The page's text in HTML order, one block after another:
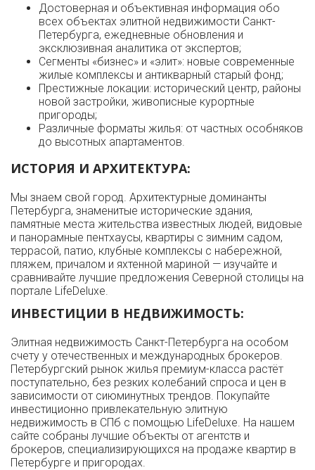
Достоверная и объективная информация обо
всех объектах элитной недвижимости Санкт-
Петербурга, ежедневные обновления и
эксклюзивная аналитика от экспертов;
Сегменты «бизнес» и «элит»: новые современные
жилые комплексы и антикварный старый фонд;
Престижные локации: исторический центр, районы
новой застройки, живописные курортные
пригороды;
Различные форматы жилья: от частных особняков
до высотных апартаментов.
ИСТОРИЯ И АРХИТЕКТУРА:
Мы знаем свой город. Архитектурные доминанты
Петербурга, знаменитые исторические здания,
памятные места жительства известных людей, видовые
и панорамные пентхаусы, квартиры с зимним садом,
террасой, патио, клубные комплексы с набережной,
пляжем, причалом и яхтенной мариной — изучайте и
сравнивайте лучшие предложения Северной столицы на
портале LifeDeluxe.
ИНВЕСТИЦИИ В НЕДВИЖИМОСТЬ:
Элитная недвижимость Санкт-Петербурга на особом
счету у отечественных и международных брокеров.
Петербургский рынок жилья премиум-класса растёт
поступательно, без резких колебаний спроса и цен в
зависимости от сиюминутных трендов. Покупайте
инвестиционно привлекательную элитную
недвижимость в СПб с помощью LifeDeluxe. На нашем
сайте собраны лучшие объекты от агентств и
брокеров, специализирующихся на продаже квартир в
Петербурге и пригородах.